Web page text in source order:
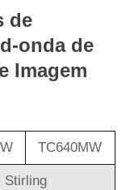
de
onda de
Imagem
TC640MW
Stirling